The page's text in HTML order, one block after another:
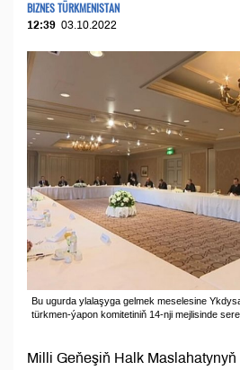
BIZNES TÜRKMENISTAN
12:39 03.10.2022
Bu ugurda ylalaşyga gelmek meselesine
türkmen-ýapon komitetiniň 14-nji mejlisinde
Milli Geňeşiň Halk